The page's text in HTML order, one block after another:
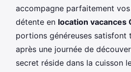
accompagne parfaitement
détente en location vacances
portions généreuses satisfont
après une journée de
secret réside dans la cuisson